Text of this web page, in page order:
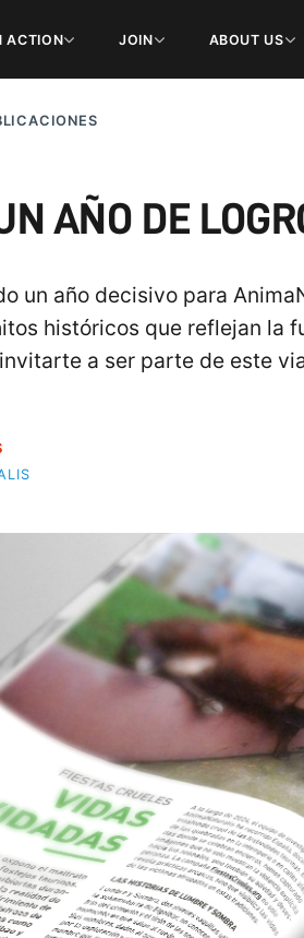
ACTION JOIN ABOUT US
AÑO DE
un año decisivo para
históricos que reflejan la
invitarte a ser parte de este